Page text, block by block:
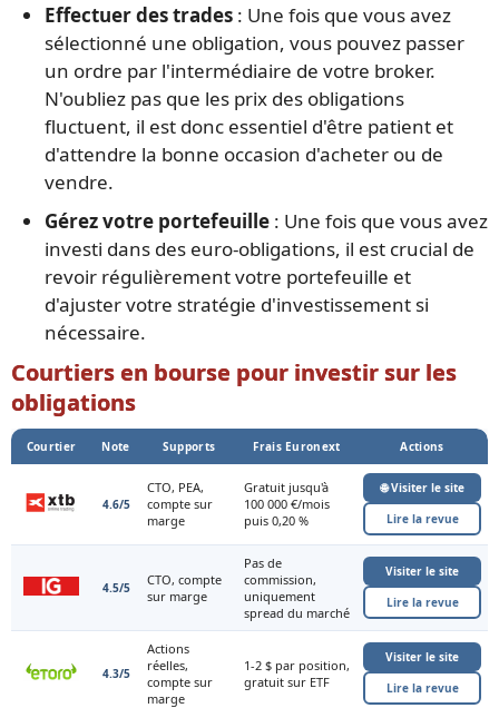
Effectuer des trades : Une fois que vous avez
sélectionné une obligation, vous pouvez passer
un ordre par l'intermédiaire de votre broker.
N'oubliez pas que les prix des obligations
fluctuent, il est donc essentiel d'être patient et
d'attendre la bonne occasion d'acheter ou de
vendre.
Gérez votre portefeuille : Une fois que vous avez
investi dans des euro-obligations, il est crucial de
revoir régulièrement votre portefeuille et
d'ajuster votre stratégie d'investissement si
nécessaire.
Courtiers en bourse pour investir sur les
obligations
Courtier Note Supports Frais Euronext Actions
4.6/5
CTO, PEA,
compte sur
marge
Gratuit jusqu'à
100 000 €/mois
puis 0,20 %
🌐 Visiter le site
Lire la revue
4.5/5
CTO, compte
sur marge
Pas de
commission,
uniquement
spread du marché
Visiter le site
Lire la revue
4.3/5
Actions
réelles,
compte sur
marge
1-2 $ par position,
gratuit sur ETF
Visiter le site
Lire la revue